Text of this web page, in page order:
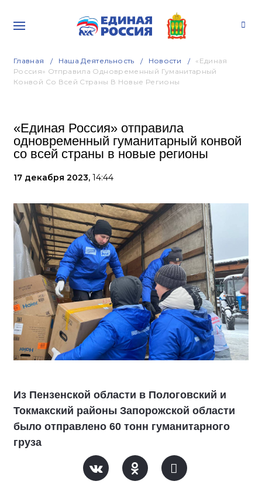
Главная Наша Деятельность Новости
«Единая
Россия» Отправила Одновременный Гуманитарный
Конвой Со Всей Страны В Новые Регионы
«Единая Россия» отправила
одновременный гуманитарный конвой
со всей страны в новые регионы
17 декабря 2023, 14:44
Из Пензенской области в Пологовский и
Токмакский районы Запорожской области
было отправлено 60 тонн гуманитарного
груза